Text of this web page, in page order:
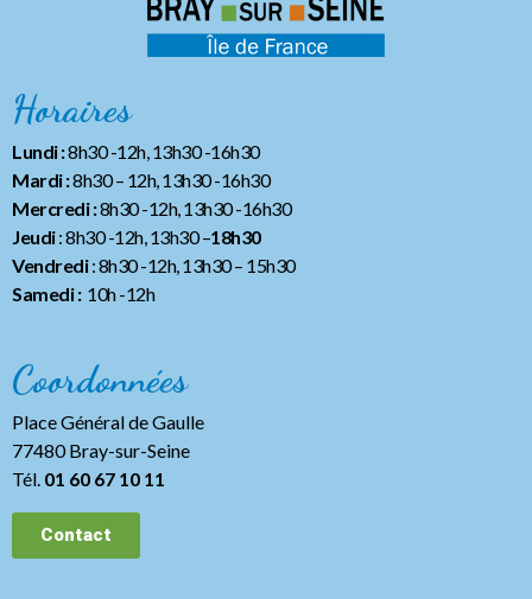
Horaires
Lundi :8h30 -12h, 13h30 -16h30
Mardi :8h30 – 12h, 13h30 -16h30
Mercredi :8h30 -12h, 13h30 -16h30
Jeudi: 8h30 -12h, 13h30 –18h30
Vendredi: 8h30 -12h, 13h30– 15h30
Samedi :10h -12h
Coordonnées
Place Général de Gaulle
77480 Bray-sur-Seine
Tél. 01 60 67 10 11
Contact